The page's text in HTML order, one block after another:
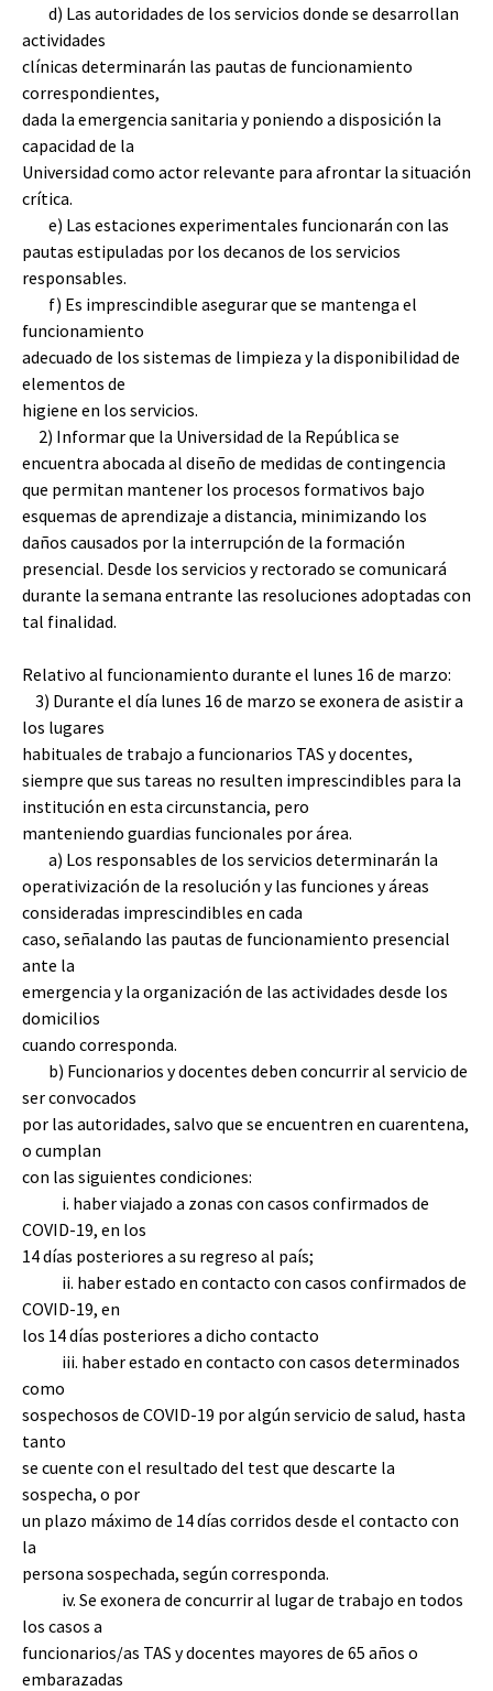
d) Las autoridades de los servicios donde se desarrollan
actividades
clínicas determinarán las pautas de funcionamiento
correspondientes,
dada la emergencia sanitaria y poniendo a disposición la
capacidad de la
Universidad como actor relevante para afrontar la situación
crítica.
e) Las estaciones experimentales funcionarán con las
pautas estipuladas por los decanos de los servicios
responsables.
f) Es imprescindible asegurar que se mantenga el
funcionamiento
adecuado de los sistemas de limpieza y la disponibilidad de
elementos de
higiene en los servicios.
2) Informar que la Universidad de la República se
encuentra abocada al diseño de medidas de contingencia
que permitan mantener los procesos formativos bajo
esquemas de aprendizaje a distancia, minimizando los
daños causados por la interrupción de la formación
presencial. Desde los servicios y rectorado se comunicará
durante la semana entrante las resoluciones adoptadas con
tal finalidad.
Relativo al funcionamiento durante el lunes 16 de marzo:
3) Durante el día lunes 16 de marzo se exonera de asistir a
los lugares
habituales de trabajo a funcionarios TAS y docentes,
siempre que sus tareas no resulten imprescindibles para la
institución en esta circunstancia, pero
manteniendo guardias funcionales por área.
a) Los responsables de los servicios determinarán la
operativización de la resolución y las funciones y áreas
consideradas imprescindibles en cada
caso, señalando las pautas de funcionamiento presencial
ante la
emergencia y la organización de las actividades desde los
domicilios
cuando corresponda.
b) Funcionarios y docentes deben concurrir al servicio de
ser convocados
por las autoridades, salvo que se encuentren en cuarentena,
o cumplan
con las siguientes condiciones:
i. haber viajado a zonas con casos confirmados de
COVID-19, en los
14 días posteriores a su regreso al país;
ii. haber estado en contacto con casos confirmados de
COVID-19, en
los 14 días posteriores a dicho contacto
iii. haber estado en contacto con casos determinados
como
sospechosos de COVID-19 por algún servicio de salud, hasta
tanto
se cuente con el resultado del test que descarte la
sospecha, o por
un plazo máximo de 14 días corridos desde el contacto con
la
persona sospechada, según corresponda.
iv. Se exonera de concurrir al lugar de trabajo en todos
los casos a
funcionarios/as TAS y docentes mayores de 65 años o
embarazadas